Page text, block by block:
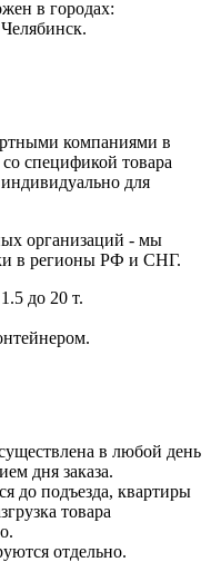
в городах:
компаниями в
спецификой товара
для
организаций - мы
в регионы РФ и СНГ.
до 20 т.
в любой день
дня заказа.
до подъезда, квартиры
товара
отдельно.